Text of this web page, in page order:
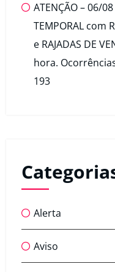
ATENÇÃO – 06/
TEMPORAL com
e RAJADAS DE
hora.
193
Alerta
Aviso